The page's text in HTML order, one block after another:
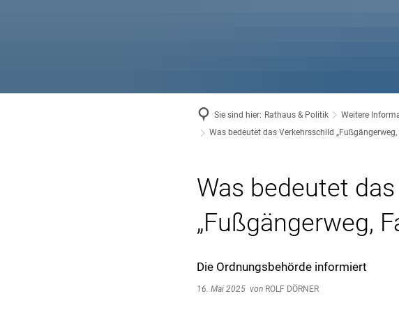
Sie sind hier: Rathaus & Politik Weitere
Was bedeutet das Verkehrsschild „Fußgängerweg,
Was bedeutet
„Fußgängerweg,
Die Ordnungsbehörde informiert
16. Mai 2025 von ROLF DÖRNER